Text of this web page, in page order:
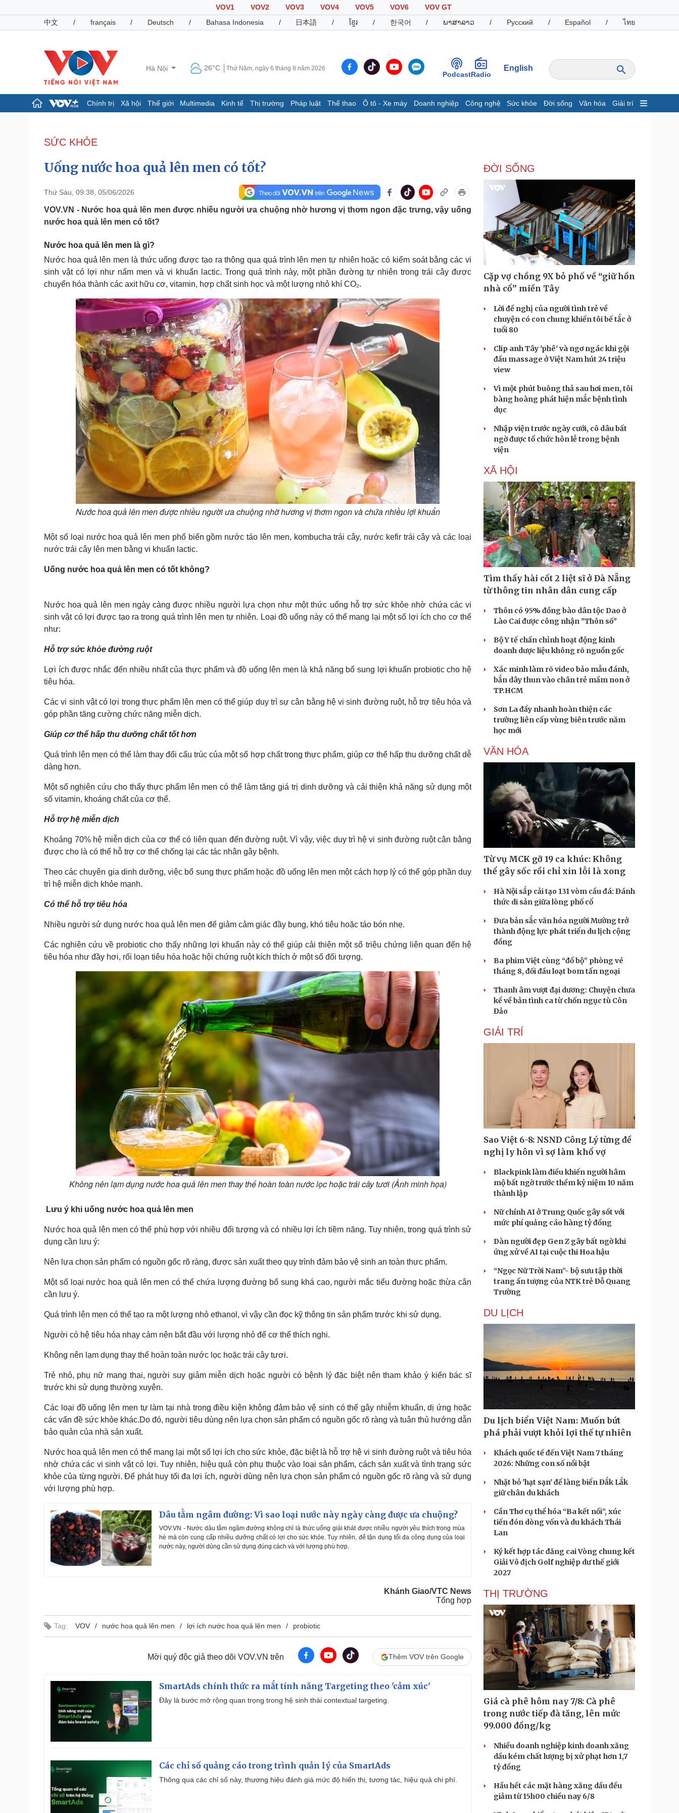
VOV1 VOV2 VOV3 VOV4 VOV5 VOV6
VOV GT
中文
/ français / Deutsch / Bahasa Indonesia / 日本語 / ខ្មែរ / 한국어 / ພາສາລາວ / Русский / Español / ไทย
Hà Nội 26°C Thứ Năm, ngày 6 tháng 8 năm 2026
PodcastRadio
English
Chính trị Xã hội Thế giới Multimedia Kinh tế Thị trường Pháp luật Thể thao Ô tô - Xe máy Doanh nghiệp Công nghệ Sức khỏe Đời sống Văn hóa Giải trí
Đảng
Tổ chức nhân sự
Quốc hội
Nhận diện sự thật
Giáo dục
Dấu ấn VOV
Hồ sơ
Giá cà phê
Pháp luật
Vụ án
Tư vấn luật
Quân sự - Quốc phòng
Vũ khí
Phân tích
Thể thao
Hậu trường
Ô tô - Xe máy
Doanh nghiệp
Thông tin doanh nghiệp
Doanh nghiệp 24h
Doanh nhân
Công nghệ
Sành điệu
Tin Công nghệ
Trải nghiệm
Chuyển đổi số
Sức khỏe
Cây thuốc
Sản phụ khoa
Nam khoa
Làm đẹp - giảm cân
Phòng mạch online
Ăn sạch sống khỏe
Đời sống
Blog
Tình yêu - Gia đình
Văn hóa
Văn học
Âm nhạc
Giải trí
Thời trang
Sao Việt
Podcast
Câu chuyện thời sự
Đọc truyện đêm khuya
Cửa sổ tình yêu
Cải chính
SỨC KHỎE
Uống nước hoa quả lên men có tốt?
Thứ Sáu, 09:38, 05/06/2026
VOV.VN - Nước hoa quả lên men được nhiều người ưa chuộng nhờ hương vị thơm ngon đặc trưng, vậy uống
nước hoa quả lên men có tốt?
Nước hoa quả lên men là gì?
Nước hoa quả lên men là thức uống được tạo ra thông qua quá trình lên men tự nhiên hoặc có kiểm soát bằng các vi
sinh vật có lợi như nấm men và vi khuẩn lactic. Trong quá trình này, một phần đường tự nhiên trong trái cây được
chuyển hóa thành các axit hữu cơ, vitamin, hợp chất sinh học và một lượng nhỏ khí CO₂.
Nước hoa quả lên men được nhiều người ưa chuộng nhờ hương vị thơm ngon và chứa nhiều lợi khuẩn
Một số loại nước hoa quả lên men phổ biến gồm nước táo lên men, kombucha trái cây, nước kefir trái cây và các loại
nước trái cây lên men bằng vi khuẩn lactic.
Uống nước hoa quả lên men có tốt không?
Nước hoa quả lên men ngày càng được nhiều người lựa chọn như một thức uống hỗ trợ sức khỏe nhờ chứa các vi
sinh vật có lợi được tạo ra trong quá trình lên men tự nhiên. Loại đồ uống này có thể mang lại một số lợi ích cho cơ thể
như:
Hỗ trợ sức khỏe đường ruột
Lợi ích được nhắc đến nhiều nhất của thực phẩm và đồ uống lên men là khả năng bổ sung lợi khuẩn probiotic cho hệ
tiêu hóa.
Các vi sinh vật có lợi trong thực phẩm lên men có thể giúp duy trì sự cân bằng hệ vi sinh đường ruột, hỗ trợ tiêu hóa và
góp phần tăng cường chức năng miễn dịch.
Giúp cơ thể hấp thu dưỡng chất tốt hơn
Quá trình lên men có thể làm thay đổi cấu trúc của một số hợp chất trong thực phẩm, giúp cơ thể hấp thu dưỡng chất dễ
dàng hơn.
Một số nghiên cứu cho thấy thực phẩm lên men có thể làm tăng giá trị dinh dưỡng và cải thiện khả năng sử dụng một
số vitamin, khoáng chất của cơ thể.
Hỗ trợ hệ miễn dịch
Khoảng 70% hệ miễn dịch của cơ thể có liên quan đến đường ruột. Vì vậy, việc duy trì hệ vi sinh đường ruột cân bằng
được cho là có thể hỗ trợ cơ thể chống lại các tác nhân gây bệnh.
Theo các chuyên gia dinh dưỡng, việc bổ sung thực phẩm hoặc đồ uống lên men một cách hợp lý có thể góp phần duy
trì hệ miễn dịch khỏe mạnh.
Có thể hỗ trợ tiêu hóa
Nhiều người sử dụng nước hoa quả lên men để giảm cảm giác đầy bụng, khó tiêu hoặc táo bón nhẹ.
Các nghiên cứu về probiotic cho thấy những lợi khuẩn này có thể giúp cải thiện một số triệu chứng liên quan đến hệ
tiêu hóa như đầy hơi, rối loạn tiêu hóa hoặc hội chứng ruột kích thích ở một số đối tượng.
Không nên lạm dụng nước hoa quả lên men thay thế hoàn toàn nước lọc hoặc trái cây tươi (Ảnh minh họa)
Lưu ý khi uống nước hoa quả lên men
Nước hoa quả lên men có thể phù hợp với nhiều đối tượng và có nhiều lợi ích tiềm năng. Tuy nhiên, trong quá trình sử
dụng cần lưu ý:
Nên lựa chọn sản phẩm có nguồn gốc rõ ràng, được sản xuất theo quy trình đảm bảo vệ sinh an toàn thực phẩm.
Một số loại nước hoa quả lên men có thể chứa lượng đường bổ sung khá cao, người mắc tiểu đường hoặc thừa cân
cần lưu ý.
Quá trình lên men có thể tạo ra một lượng nhỏ ethanol, vì vậy cần đọc kỹ thông tin sản phẩm trước khi sử dụng.
Người có hệ tiêu hóa nhạy cảm nên bắt đầu với lượng nhỏ để cơ thể thích nghi.
Không nên lạm dụng thay thế hoàn toàn nước lọc hoặc trái cây tươi.
Trẻ nhỏ, phụ nữ mang thai, người suy giảm miễn dịch hoặc người có bệnh lý đặc biệt nên tham khảo ý kiến bác sĩ
trước khi sử dụng thường xuyên.
Các loại đồ uống lên men tự làm tại nhà trong điều kiện không đảm bảo vệ sinh có thể gây nhiễm khuẩn, dị ứng hoặc
các vấn đề sức khỏe khác.Do đó, người tiêu dùng nên lựa chọn sản phẩm có nguồn gốc rõ ràng và tuân thủ hướng dẫn
bảo quản của nhà sản xuất.
Nước hoa quả lên men có thể mang lại một số lợi ích cho sức khỏe, đặc biệt là hỗ trợ hệ vi sinh đường ruột và tiêu hóa
nhờ chứa các vi sinh vật có lợi. Tuy nhiên, hiệu quả còn phụ thuộc vào loại sản phẩm, cách sản xuất và tình trạng sức
khỏe của từng người. Để phát huy tối đa lợi ích, người dùng nên lựa chọn sản phẩm có nguồn gốc rõ ràng và sử dụng
với lượng phù hợp.
Dâu tằm ngâm đường: Vì sao loại nước này ngày càng được ưa chuộng?
VOV.VN - Nước dâu tằm ngâm đường không chỉ là thức uống giải khát được nhiều người yêu thích trong mùa
hè mà còn cung cấp nhiều dưỡng chất có lợi cho sức khỏe. Tuy nhiên, để tận dụng tối đa công dụng của loại
nước này, người dùng cần sử dụng đúng cách và với lượng phù hợp.
Khánh Giao/VTC News
Tổng hợp
Tag: VOV nước hoa quả lên men lợi ích nước hoa quả lên men probiotic
Mời quý độc giả theo dõi VOV.VN trên Thêm VOV trên Google
SmartAds chính thức ra mắt tính năng Targeting theo 'cảm xúc'
Đây là bước mở rộng quan trọng trong hệ sinh thái contextual targeting.
Các chỉ số quảng cáo trong trình quản lý của SmartAds
Thông qua các chỉ số này, thương hiệu đánh giá mức độ hiển thị, tương tác, hiệu quả chi phí.
ĐỜI SỐNG
Cặp vợ chồng 9X bỏ phố về “giữ hồn
nhà cổ” miền Tây
Lời đề nghị của người tình trẻ về
chuyện có con chung khiến tôi bế tắc ở
tuổi 80
Clip anh Tây 'phê' và ngơ ngác khi gội
đầu massage ở Việt Nam hút 24 triệu
view
Vì một phút buông thả sau hơi men, tôi
bàng hoàng phát hiện mắc bệnh tình
dục
Nhập viện trước ngày cưới, cô dâu bất
ngờ được tổ chức hôn lễ trong bệnh
viện
XÃ HỘI
Tìm thấy hài cốt 2 liệt sĩ ở Đà Nẵng
từ thông tin nhân dân cung cấp
Thôn có 95% đồng bào dân tộc Dao ở
Lào Cai được công nhận "Thôn số"
Bộ Y tế chấn chỉnh hoạt động kinh
doanh dược liệu không rõ nguồn gốc
Xác minh làm rõ video bảo mẫu đánh,
bắn dây thun vào chân trẻ mầm non ở
TP.HCM
Sơn La đẩy nhanh hoàn thiện các
trường liên cấp vùng biên trước năm
học mới
VĂN HÓA
Từ vụ MCK gỡ 19 ca khúc: Không
thể gây sốc rồi chỉ xin lỗi là xong
Hà Nội sắp cải tạo 131 vòm cầu đá: Đánh
thức di sản giữa lòng phố cổ
Đưa bản sắc văn hóa người Mường trở
thành động lực phát triển du lịch cộng
đồng
Ba phim Việt cùng “đổ bộ” phòng vé
tháng 8, đối đầu loạt bom tấn ngoại
Thanh âm vượt đại dương: Chuyện chưa
kể về bản tình ca từ chốn ngục tù Côn
Đảo
GIẢI TRÍ
Sao Việt 6-8: NSND Công Lý từng đề
nghị ly hôn vì sợ làm khổ vợ
Blackpink làm điều khiến người hâm
mộ bất ngờ trước thềm kỷ niệm 10 năm
thành lập
Nữ chính AI ở Trung Quốc gây sốt với
mức phí quảng cáo hàng tỷ đồng
Dàn người đẹp Gen Z gây bất ngờ khi
ứng xử về AI tại cuộc thi Hoa hậu
“Ngọc Nữ Trời Nam”- bộ sưu tập thời
trang ấn tượng của NTK trẻ Đỗ Quang
Trường
DU LỊCH
Du lịch biển Việt Nam: Muốn bứt
phá phải vượt khỏi lợi thế tự nhiên
Khách quốc tế đến Việt Nam 7 tháng
2026: Những con số nổi bật
Nhặt bỏ 'hạt sạn' để làng biển Đắk Lắk
giữ chân du khách
Cần Thơ cụ thể hóa “Ba kết nối”, xúc
tiến đón dòng vốn và du khách Thái
Lan
Ký kết hợp tác đăng cai Vòng chung kết
Giải Vô địch Golf nghiệp dư thế giới
2027
THỊ TRƯỜNG
Giá cà phê hôm nay 7/8: Cà phê
trong nước tiếp đà tăng, lên mức
99.000 đồng/kg
Nhiều doanh nghiệp kinh doanh xăng
dầu kém chất lượng bị xử phạt hơn 1,7
tỷ đồng
Hầu hết các mặt hàng xăng dầu đều
giảm từ 15h00 chiều nay 6/8